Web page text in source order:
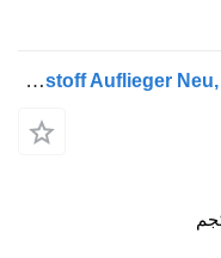
Krone SDP 27 Baustoff Auflieger Neu, 1-A Liftachse, mehrere Einheiten